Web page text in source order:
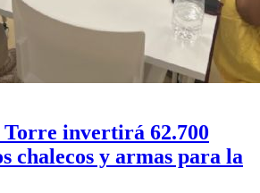
invertirá 62.700
chalecos y armas para la